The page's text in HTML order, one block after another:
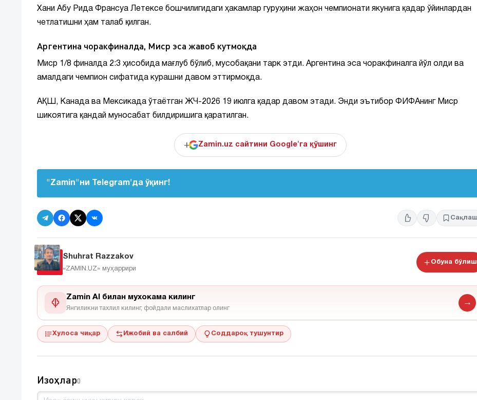
Хани Абу Рида Франсуа Летексе бошчилигидаги ҳакамлар гуруҳини жаҳон чемпионати якунига қадар ўйинлардан
четлатишни ҳам талаб қилган.
Аргентина чоракфиналда, Миср эса жавоб кутмоқда
Миср 1/8 финалда 2:3 ҳисобида мағлуб бўлиб, мусобақани тарк этди. Аргентина эса чоракфиналга йўл олди ва
амалдаги чемпион сифатида курашни давом эттирмоқда.
АҚШ, Канада ва Мексикада ўтаётган ЖЧ-2026 19 июлга қадар давом этади. Энди эътибор ФИФАнинг Миср
шикоятига қандай муносабат билдиришига қаратилган.
+ Zamin.uz сайтини Google'га қўшинг
"Zamin"ни Telegram'да ўқинг!
Сақлаш
Shuhrat Razzakov
«ZAMIN.UZ» муҳаррири
Обуна бўлиш
Zamin AI билан мухокама килинг
Янгиликни тахлил килинг, фойдали маслихатлар олинг
→
Хулоса чиқар Ижобий ва салбий Соддароқ тушунтир
Изоҳлар0